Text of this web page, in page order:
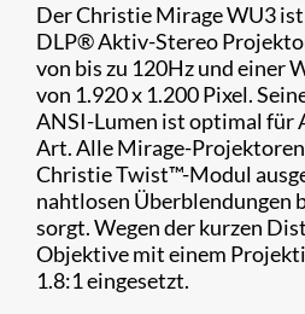
Der Christie Mirage WU3
DLP®Aktiv-Stereo
von bis zu 120Hz und einer
von 1.920 x 1.200 Pixel.
ANSI-Lumen ist optimal für
Art. Alle Mirage-
Christie Twist™-Modul
nahtlosen Überblendungen
sorgt. Wegen der kurzen
Objektive mit einem
1.8:1 eingesetzt.